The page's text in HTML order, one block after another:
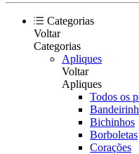
Categorias
Voltar
Categorias
Apliques
Voltar
Apliques
Todos os
Bichinhos
Borboletas
Corações